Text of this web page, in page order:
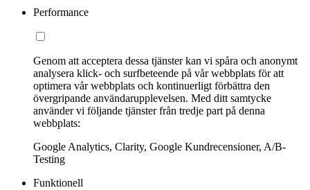
Performance
Genom att acceptera dessa tjänster kan vi spåra och anonymt
analysera klick- och surfbeteende på vår webbplats för att
optimera vår webbplats och kontinuerligt förbättra den
övergripande användarupplevelsen. Med ditt samtycke
använder vi följande tjänster från tredje part på denna
webbplats:
Google Analytics, Clarity, Google Kundrecensioner, A/B-
Testing
Funktionell